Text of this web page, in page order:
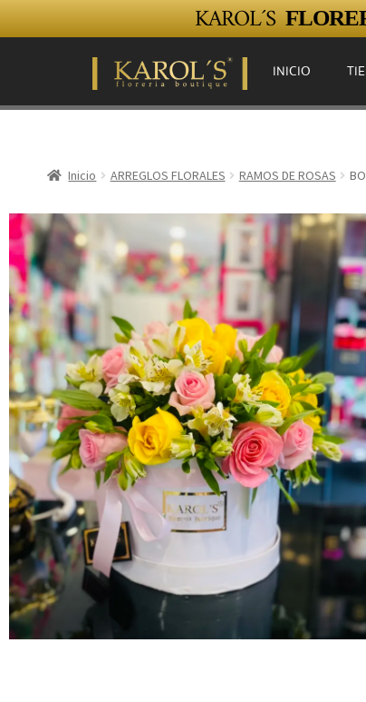
KAROL´S
INICIO
Inicio ARREGLOS FLORALES RAMOS DE ROSAS